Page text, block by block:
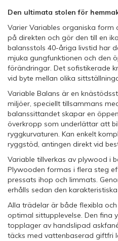
Den ultimata stolen för
Varier Variables organiska form
på direkten och gör den till en
balansstols 40-åriga livstid har
mjuka gungfunktionen och den
förändringar. Det sofistikerade
vid byte mellan olika
Variable Balans är en
miljöer, speciellt tillsammans
balanssittandet skapar en
överkropp som underlättar att
ryggkurvaturen. Kan enkelt
ryggstöd, antingen direkt vid
Variable tillverkas av plywood i
Plywooden formas i flera steg
pressats ihop och limmats.
erhålls sedan den
Alla trädelar är både flexibla
optimal sittupplevelse. Den fina
topplager av handslipad
täcks med vattenbaserad giftfri